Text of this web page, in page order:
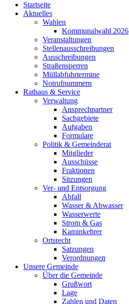
Startseite
Aktuelles
Wahlen
Kommunalwahl 2026
Veranstaltungen
Stellenausschreibungen
Ausschreibungen
Straßensperren
Müllabfuhrtermine
Notrufnummern
Rathaus & Service
Verwaltung
Ansprechpartner
Sachgebiete
Aufgaben
Formulare
Politik & Gemeinderat
Mitglieder
Ausschüsse
Fraktionen
Sitzungen
Ver- und Entsorgung
Abfall
Wasser & Abwasser
Wasserwerte
Strom & Gas
Kaminkehrer
Ortsrecht
Satzungen
Verordnungen
Unsere Gemeinde
Über die Gemeinde
Grußwort
Lage
Zahlen und Daten